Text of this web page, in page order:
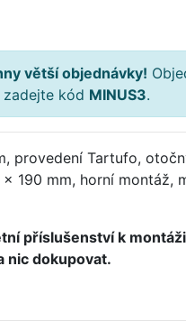
větší objednávky!
kód MINUS3.
provedení Tartufo,
190 mm, horní montáž,
příslušenství k
nic dokupovat.